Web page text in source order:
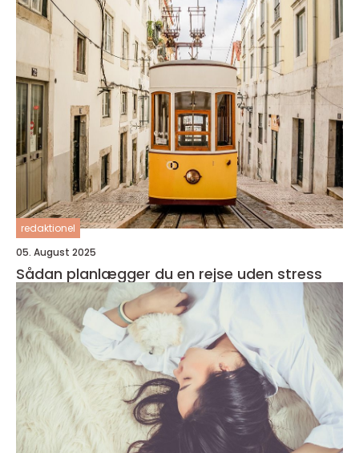
redaktionel
05. August 2025
Sådan planlægger du en rejse uden stress